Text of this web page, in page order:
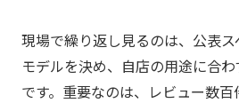
現場で繰り返し見るのは、公表
モデルを決め、自店の用途に合
です。重要なのは、レビュー数